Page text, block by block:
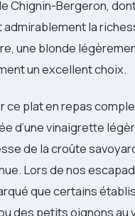
Chignin-Bergeron,
la
une blonde
un excellent choix.
ce plat en repas
d’une vinaigrette
de la croûte
Lors de nos
que certains
des petits oignons au